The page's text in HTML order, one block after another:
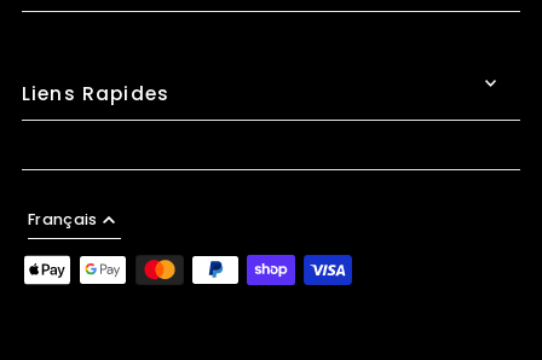
Liens Rapides
Français